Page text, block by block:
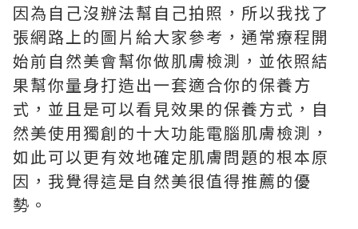
因為自己沒辦法幫自己拍照，所以我找了
張網路上的圖片給大家參考，通常療程開
始前自然美會幫你做肌膚檢測，並依照結
果幫你量身打造出一套適合你的保養方
式，並且是可以看見效果的保養方式，自
然美使用獨創的十大功能電腦肌膚檢測，
如此可以更有效地確定肌膚問題的根本原
因，我覺得這是自然美很值得推薦的優
勢。